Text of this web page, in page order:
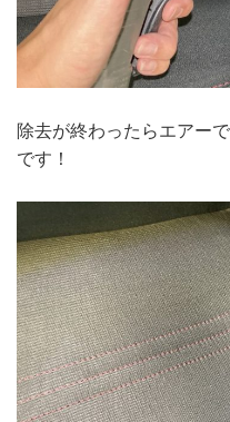
除去が終わったらエアー
です！